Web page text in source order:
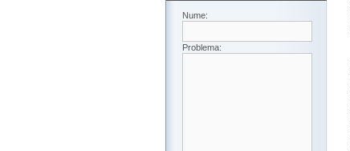
Nume:
Problema: